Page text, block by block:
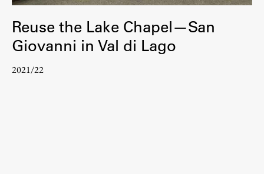
Reuse the Lake Chapel—San
Giovanni in Val di Lago
2021/22